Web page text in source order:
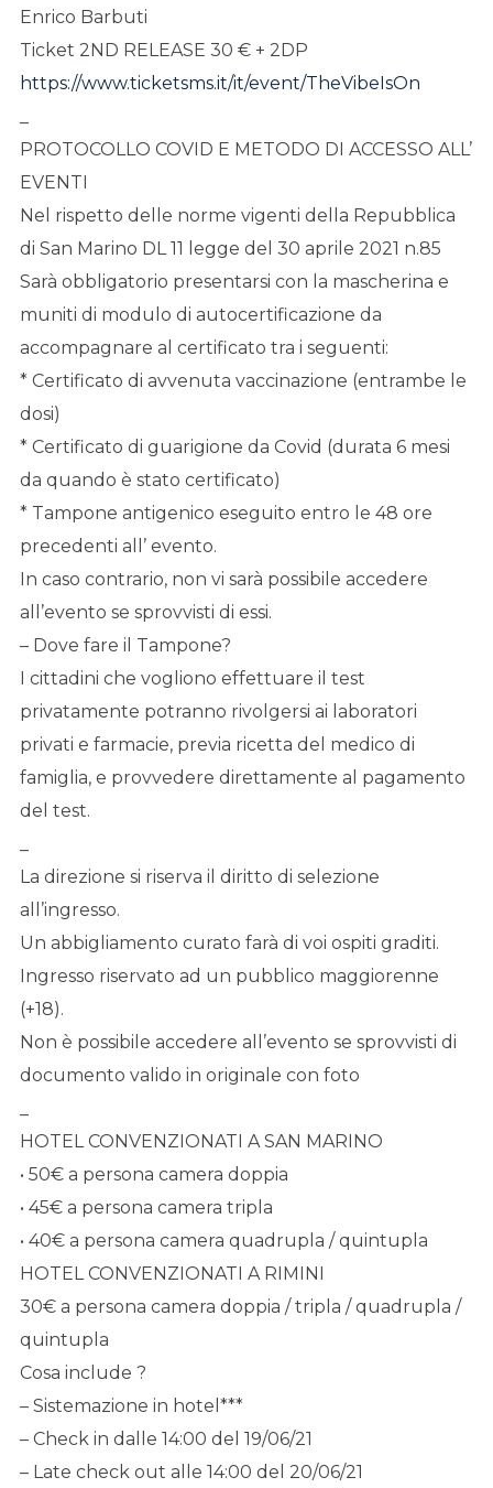
Enrico Barbuti
Ticket 2ND RELEASE 30 € + 2DP
https://www.ticketsms.it/it/event/TheVibeIsOn
PROTOCOLLO COVID E METODO DI ACCESSO ALL’
EVENTI
Nel rispetto delle norme vigenti della Repubblica
di San Marino DL 11 legge del 30 aprile 2021 n.85
Sarà obbligatorio presentarsi con la mascherina e
muniti di modulo di autocertificazione da
accompagnare al certificato tra i seguenti:
* Certificato di avvenuta vaccinazione (entrambe le
dosi)
* Certificato di guarigione da Covid (durata 6 mesi
da quando è stato certificato)
* Tampone antigenico eseguito entro le 48 ore
precedenti all’ evento.
In caso contrario, non vi sarà possibile accedere
all’evento se sprovvisti di essi.
– Dove fare il Tampone?
I cittadini che vogliono effettuare il test
privatamente potranno rivolgersi ai laboratori
privati e farmacie, previa ricetta del medico di
famiglia, e provvedere direttamente al pagamento
del test.
La direzione si riserva il diritto di selezione
all’ingresso.
Un abbigliamento curato farà di voi ospiti graditi.
Ingresso riservato ad un pubblico maggiorenne
(+18).
Non è possibile accedere all’evento se sprovvisti di
documento valido in originale con foto
HOTEL CONVENZIONATI A SAN MARINO
• 50€ a persona camera doppia
• 45€ a persona camera tripla
• 40€ a persona camera quadrupla / quintupla
HOTEL CONVENZIONATI A RIMINI
30€ a persona camera doppia / tripla / quadrupla /
quintupla
Cosa include ?
– Sistemazione in hotel***
– Check in dalle ‪14:00 del 19/06/21
– Late check out ‪alle 14:00 del 20/06/21